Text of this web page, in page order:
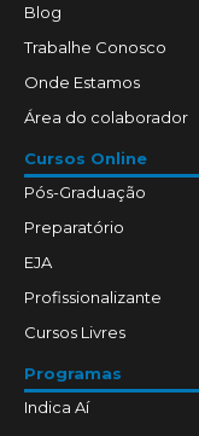
Blog
Trabalhe Conosco
Onde Estamos
Área do colaborador
Cursos Online
Pós-Graduação
Preparatório
EJA
Profissionalizante
Cursos Livres
Programas
Indica Aí